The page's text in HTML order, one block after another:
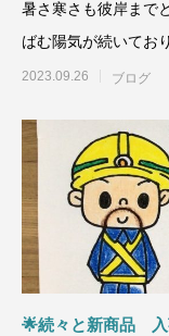
暑さ寒さも彼岸まで
ばむ陽気が続いてお
ご無沙汰のブログ更
2023.09.26 ブログ
🌟続々と新商品 入